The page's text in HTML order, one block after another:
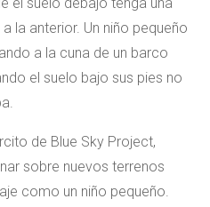
la anterior. Un niño pequeño
a la cuna de un barco
el suelo bajo sus pies no
de Blue Sky Project,
sobre nuevos terrenos
como un niño pequeño.